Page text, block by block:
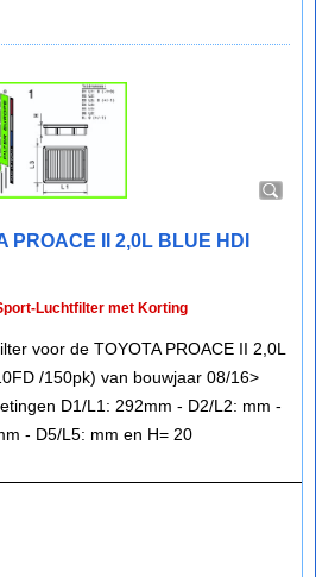
PROACE II 2,0L BLUE HDI
Luchtfilter met Korting
voor de TOYOTA PROACE II 2,0L
/150pk) van bouwjaar 08/16>
D1/L1: 292mm - D2/L2: mm -
- D5/L5: mm en H= 20